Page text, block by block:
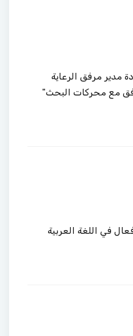
مدير مرفق الرعاية
في اللغة العربية